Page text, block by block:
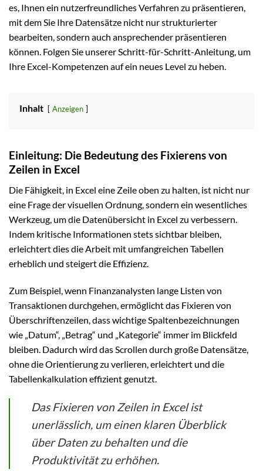
es, Ihnen ein nutzerfreundliches Verfahren zu präsentieren,
mit dem Sie Ihre Datensätze nicht nur strukturierter
bearbeiten, sondern auch ansprechender präsentieren
können. Folgen Sie unserer Schritt-für-Schritt-Anleitung, um
Ihre Excel-Kompetenzen auf ein neues Level zu heben.
Inhalt Anzeigen
Einleitung: Die Bedeutung des Fixierens von
Zeilen in Excel
Die Fähigkeit, in Excel eine Zeile oben zu halten, ist nicht nur
eine Frage der visuellen Ordnung, sondern ein wesentliches
Werkzeug, um die Datenübersicht in Excel zu verbessern.
Indem kritische Informationen stets sichtbar bleiben,
erleichtert dies die Arbeit mit umfangreichen Tabellen
erheblich und steigert die Effizienz.
Zum Beispiel, wenn Finanzanalysten lange Listen von
Transaktionen durchgehen, ermöglicht das Fixieren von
Überschriftenzeilen, dass wichtige Spaltenbezeichnungen
wie „Datum“, „Betrag“ und „Kategorie“ immer im Blickfeld
bleiben. Dadurch wird das Scrollen durch große Datensätze,
ohne die Orientierung zu verlieren, erleichtert und die
Tabellenkalkulation effizient genutzt.
Das Fixieren von Zeilen in Excel ist
unerlässlich, um einen klaren Überblick
über Daten zu behalten und die
Produktivität zu erhöhen.